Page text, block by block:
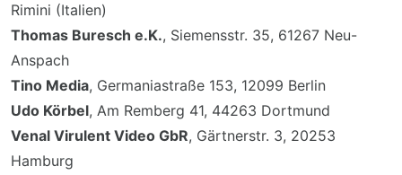
Rimini (Italien)
Thomas Buresch e.K., Siemensstr. 35, 61267 Neu-
Anspach
Tino Media, Germaniastraße 153, 12099 Berlin
Udo Körbel, Am Remberg 41, 44263 Dortmund
Venal Virulent Video GbR, Gärtnerstr. 3, 20253
Hamburg